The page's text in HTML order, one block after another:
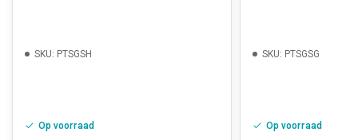
SKU: PTSGSH
Op voorraad
SKU: PTSGSG
Op voorraad